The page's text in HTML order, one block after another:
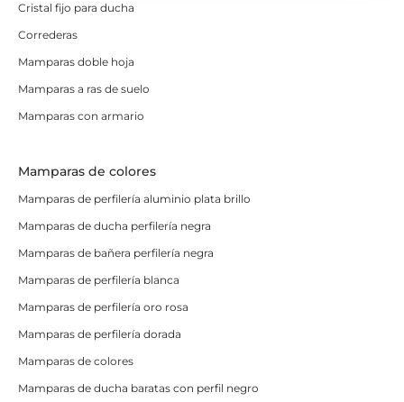
Cristal fijo para ducha
Correderas
Mamparas doble hoja
Mamparas a ras de suelo
Mamparas con armario
Mamparas de colores
Mamparas de perfilería aluminio plata brillo
Mamparas de ducha perfilería negra
Mamparas de bañera perfilería negra
Mamparas de perfilería blanca
Mamparas de perfilería oro rosa
Mamparas de perfilería dorada
Mamparas de colores
Mamparas de ducha baratas con perfil negro